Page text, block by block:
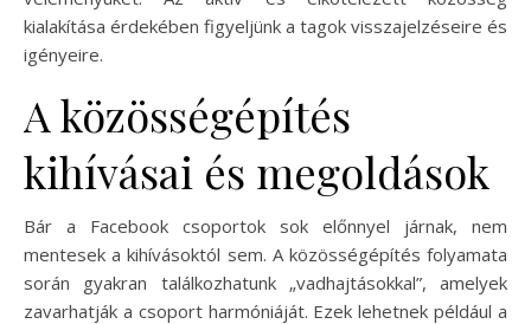
kialakítása érdekében figyeljünk a tagok visszajelzéseire és
igényeire.
A közösségépítés
kihívásai és megoldások
Bár a Facebook csoportok sok előnnyel járnak, nem
mentesek a kihívásoktól sem. A közösségépítés folyamata
során gyakran találkozhatunk „vadhajtásokkal”, amelyek
zavarhatják a csoport harmóniáját. Ezek lehetnek például a